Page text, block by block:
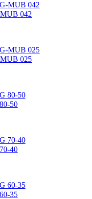
042
025
50
40
35